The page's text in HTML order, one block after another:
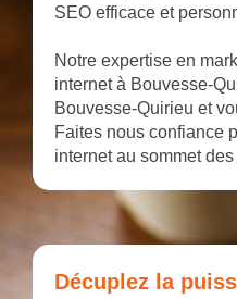
SEO efficace et
Notre expertise en
internet à Bouvesse-
Bouvesse-Quirieu et
Faites nous confiance
internet au sommet
Décuplez la